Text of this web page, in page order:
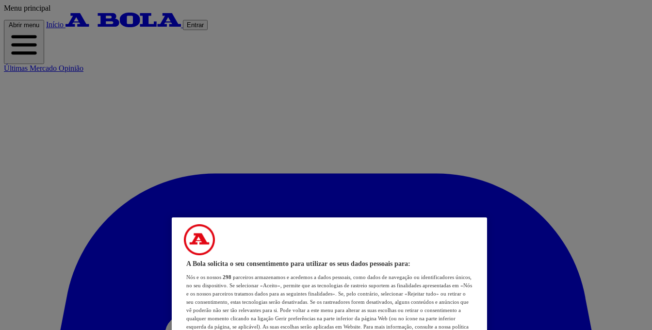
Menu principal
Abrir menu Início Entrar
Últimas Mercado Opinião
A Bola solicita o seu consentimento para utilizar os seus dados pessoais para:
Nós e os nossos 298 parceiros armazenamos e acedemos a dados pessoais, como dados de navegação ou identificadores únicos,
no seu dispositivo. Se selecionar «Aceito», permite que as tecnologias de rastreio suportem as finalidades apresentadas em «Nós
e os nossos parceiros tratamos dados para as seguintes finalidades». Se, pelo contrário, selecionar «Rejeitar tudo» ou retirar o
seu consentimento, estas tecnologias serão desativadas. Se os rastreadores forem desativados, alguns conteúdos e anúncios que
vê poderão não ser tão relevantes para si. Pode voltar a este menu para alterar as suas escolhas ou retirar o consentimento a
qualquer momento clicando na ligação Gerir preferências na parte inferior da página Web (ou no ícone na parte inferior
esquerda da página, se aplicável). As suas escolhas serão aplicadas em Website. Para mais informação, consulte a nossa política